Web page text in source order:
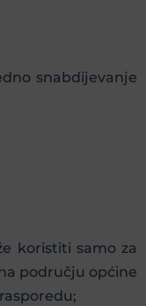
snabdijevanje
koristiti samo za
području općine